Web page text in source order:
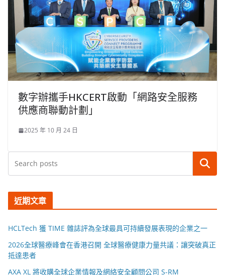
數字辦攜手HKCERT啟動「網路安全服務
供應商聯動計劃」
2025 年 10 月 24 日
搜尋
近期文章
HCLTech 獲 TIME 雜誌評為全球最具可持續發展表現的企業之一
2026全球醫療峰會在香港召開 全球醫療健康力量共議：讓突破真正
抵達患者
AXA XL 將收購全球企業情報及網絡安全顧問公司 S-RM